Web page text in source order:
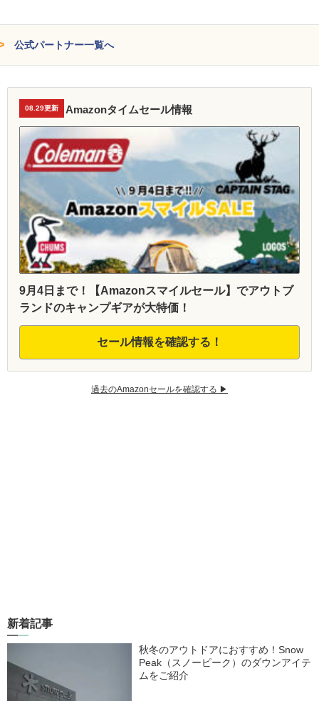
公式パートナー一覧へ
08.29更新 Amazonタイムセール情報
9月4日まで！【Amazonスマイルセール】でアウトブ
ランドのキャンプギアが大特価！
セール情報を確認する！
過去のAmazonセールを確認する ▶︎
新着記事
秋冬のアウトドアにおすすめ！Snow
Peak（スノーピーク）のダウンアイテ
ムをご紹介